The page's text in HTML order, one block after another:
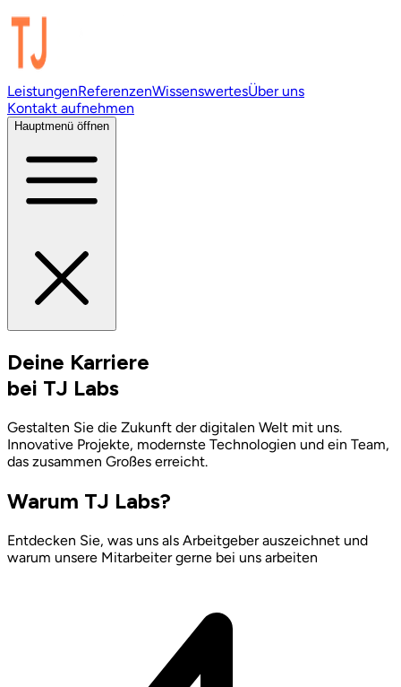
LeistungenReferenzenWissenswertesÜber uns
Kontakt aufnehmen
Hauptmenü öffnen
Deine Karriere
bei TJ Labs
Gestalten Sie die Zukunft der digitalen Welt mit uns.
Innovative Projekte, modernste Technologien und ein Team,
das zusammen Großes erreicht.
Warum TJ Labs?
Entdecken Sie, was uns als Arbeitgeber auszeichnet und
warum unsere Mitarbeiter gerne bei uns arbeiten